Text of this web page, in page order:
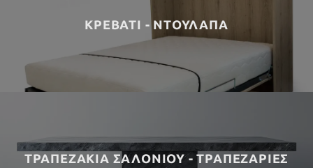
ΚΡΕΒΑΤΙ - ΝΤΟΥΛΑΠΑ
ΤΡΑΠΕΖΑΚΙΑ ΣΑΛΟΝΙΟΥ - ΤΡΑΠΕΖΑΡΙΕΣ